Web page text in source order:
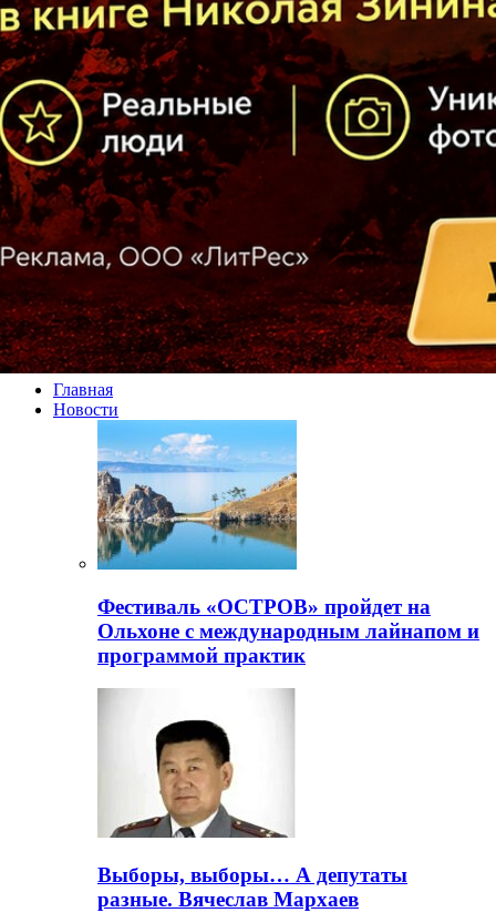
Главная
Новости
Фестиваль «ОСТРОВ» пройдет на
Ольхоне с международным лайнапом и
программой практик
Выборы, выборы… А депутаты
разные. Вячеслав Мархаев